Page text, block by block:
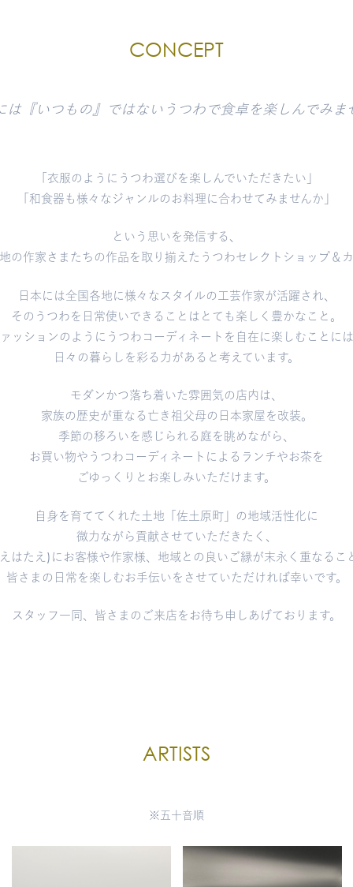
CONCEPT
『いつもの』ではないうつわで食卓を楽しんでみ
「衣服のようにうつわ選びを楽しんでいただきたい」
「和食器も様々なジャンルのお料理に合わせてみませんか」
という思いを発信する、
の作家さまたちの作品を取り揃えたうつわセレクトショップ＆カ
日本には全国各地に様々なスタイルの工芸作家が活躍され、
そのうつわを日常使いできることはとても楽しく豊かなこと。
ッションのようにうつわコーディネートを自在に楽しむことには
日々の暮らしを彩る力があると考えています。
モダンかつ落ち着いた雰囲気の店内は、
家族の歴史が重なる亡き祖父母の日本家屋を改装。
季節の移ろいを感じられる庭を眺めながら、
お買い物やうつわコーディネートによるランチやお茶を
ごゆっくりとお楽しみいただけます。
自身を育ててくれた土地「佐土原町」の地域活性化に
微力ながら貢献させていただきたく、
はたえ)にお客様や作家様、地域との良いご縁が末永く重なるこ
皆さまの日常を楽しむお手伝いをさせていただければ幸いです。
スタッフ一同、皆さまのご来店をお待ち申しあげております。
ARTISTS
※五十音順